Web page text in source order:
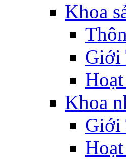
Khoa
Giới
Khoa
Giới